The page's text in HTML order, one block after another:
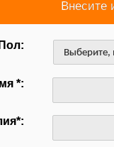
Внесите
Пол:
*: